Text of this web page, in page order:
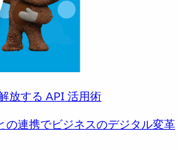
放する API 活用術
連携でビジネスのデジタル変革